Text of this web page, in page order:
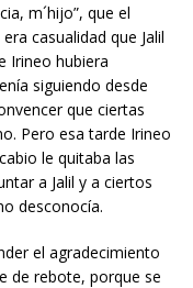
m´hijo”, que el
casualidad que Jalil
Irineo hubiera
siguiendo desde
que ciertas
Pero esa tarde Irineo
le quitaba las
a Jalil y a ciertos
desconocía.
el agradecimiento
de rebote, porque se